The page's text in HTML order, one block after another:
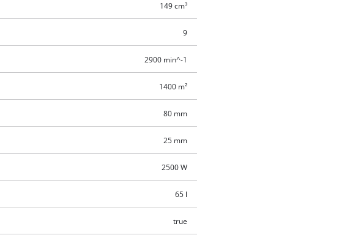
149 cm³
9
2900 min^-1
1400 m²
80 mm
25 mm
2500 W
65 l
true